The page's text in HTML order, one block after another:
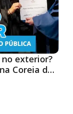
exterior?
Coreia do